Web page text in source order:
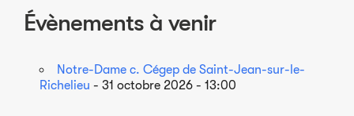
Évènements à venir
Notre-Dame c. Cégep de Saint-Jean-sur-le-
Richelieu - 31 octobre 2026 - 13:00